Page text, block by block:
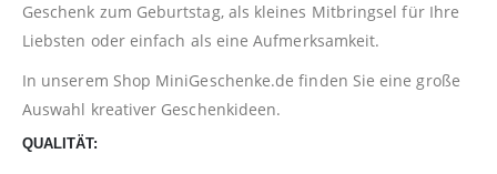
Geschenk zum Geburtstag, als kleines Mitbringsel für Ihre
Liebsten oder einfach als eine Aufmerksamkeit.
In unserem Shop MiniGeschenke.de finden Sie eine große
Auswahl kreativer Geschenkideen.
QUALITÄT: